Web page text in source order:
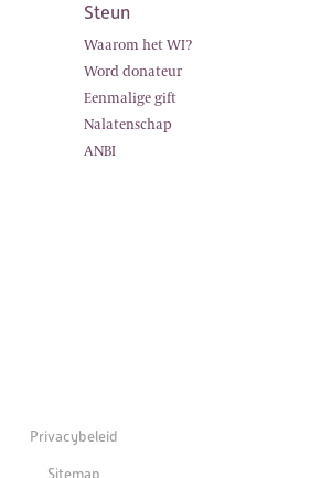
Steun
Waarom het WI?
Word donateur
Eenmalige gift
Nalatenschap
ANBI
Privacybeleid
Sitemap